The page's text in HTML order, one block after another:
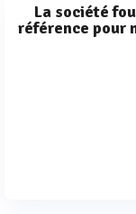
La société
référence pour